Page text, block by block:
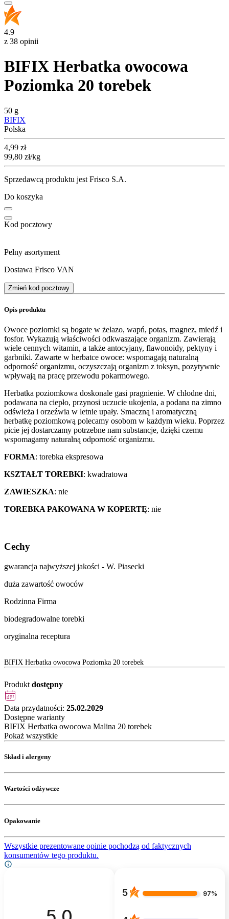
4.9
z 38 opinii
BIFIX Herbatka owocowa
Poziomka 20 torebek
50 g
BIFIX
Polska
Cena
4,99 zł
99,80 zł/kg
Sprzedawcą produktu jest Frisco S.A.
Do koszyka
Kod pocztowy
Pełny asortyment
Dostawa Frisco VAN
Zmień kod pocztowy
Opis produktu
Owoce poziomki są bogate w żelazo, wapń, potas, magnez, miedź i
fosfor. Wykazują właściwości odkwaszające organizm. Zawierają
wiele cennych witamin, a także antocyjany, flawonoidy, pektyny i
garbniki. Zawarte w herbatce owoce: wspomagają naturalną
odporność organizmu, oczyszczają organizm z toksyn, pozytywnie
wpływają na pracę przewodu pokarmowego.
Herbatka poziomkowa doskonale gasi pragnienie. W chłodne dni,
podawana na ciepło, przynosi uczucie ukojenia, a podana na zimno
odświeża i orzeźwia w letnie upały. Smaczną i aromatyczną
herbatkę poziomkową polecamy osobom w każdym wieku. Poprzez
picie jej dostarczamy potrzebne nam substancje, dzięki czemu
wspomagamy naturalną odporność organizmu.
FORMA: torebka ekspresowa
KSZTAŁT TOREBKI: kwadratowa
ZAWIESZKA: nie
TOREBKA PAKOWANA W KOPERTĘ: nie
Cechy
gwarancja najwyższej jakości - W. Piasecki
duża zawartość owoców
Rodzinna Firma
biodegradowalne torebki
oryginalna receptura
BIFIX Herbatka owocowa Poziomka 20 torebek
Produkt dostępny
Data przydatności: 25.02.2029
Dostępne warianty
BIFIX Herbatka owocowa Malina 20 torebek
Pokaż wszystkie
Skład i alergeny
Wartości odżywcze
Opakowanie
Wszystkie prezentowane opinie pochodzą od faktycznych
konsumentów tego produktu.
5 97%